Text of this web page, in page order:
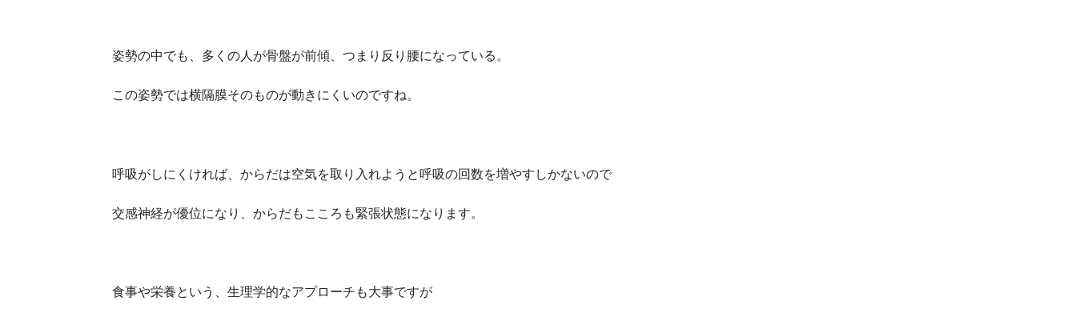
姿勢の中でも、多くの人が骨盤が前傾、つまり反り腰になっている。
この姿勢では横隔膜そのものが動きにくいのですね。
呼吸がしにくければ、からだは空気を取り入れようと呼吸の回数を増やすしかないので
交感神経が優位になり、からだもこころも緊張状態になります。
食事や栄養という、生理学的なアプローチも大事ですが